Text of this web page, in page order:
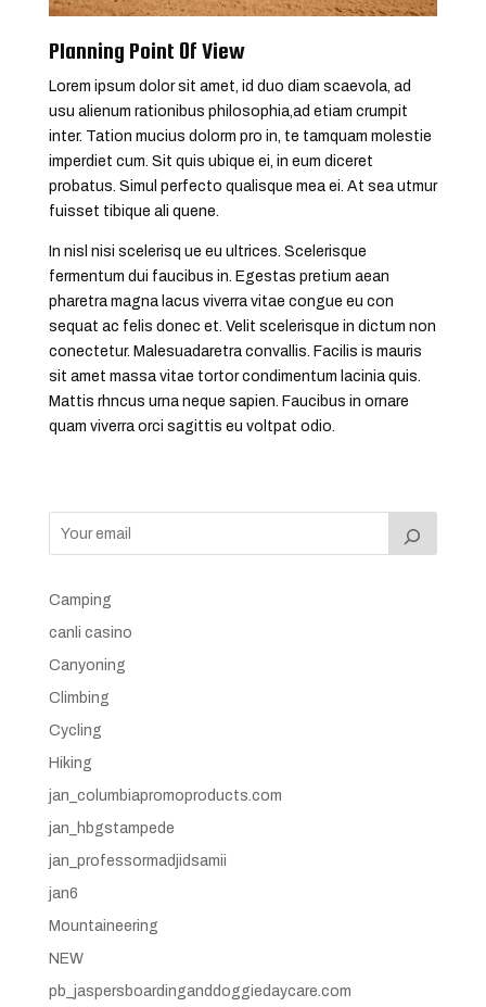
Planning Point Of View
Lorem ipsum dolor sit amet, id duo diam scaevola, ad
usu alienum rationibus philosophia,ad etiam crumpit
inter. Tation mucius dolorm pro in, te tamquam molestie
imperdiet cum. Sit quis ubique ei, in eum diceret
probatus. Simul perfecto qualisque mea ei. At sea utmur
fuisset tibique ali quene.
In nisl nisi scelerisq ue eu ultrices. Scelerisque
fermentum dui faucibus in. Egestas pretium aean
pharetra magna lacus viverra vitae congue eu con
sequat ac felis donec et. Velit scelerisque in dictum non
conectetur. Malesuadaretra convallis. Facilis is mauris
sit amet massa vitae tortor condimentum lacinia quis.
Mattis rhncus urna neque sapien. Faucibus in ornare
quam viverra orci sagittis eu voltpat odio.
Camping
canli casino
Canyoning
Climbing
Cycling
Hiking
jan_columbiapromoproducts.com
jan_hbgstampede
jan_professormadjidsamii
jan6
Mountaineering
NEW
pb_jaspersboardinganddoggiedaycare.com